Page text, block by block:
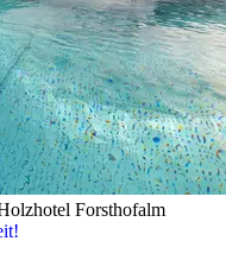
Forsthofalm